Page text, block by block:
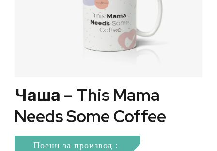
Чаша – This Mama
Needs Some Coffee
Поени за производ :